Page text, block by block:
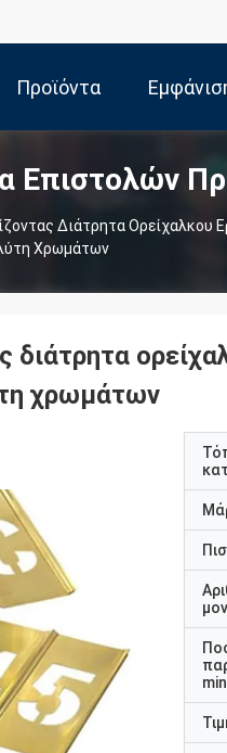
Προϊόντα
Επιστολών
Διάτρητα Ορείχαλκου
Χρωμάτων
διάτρητα
χρωμάτων
min